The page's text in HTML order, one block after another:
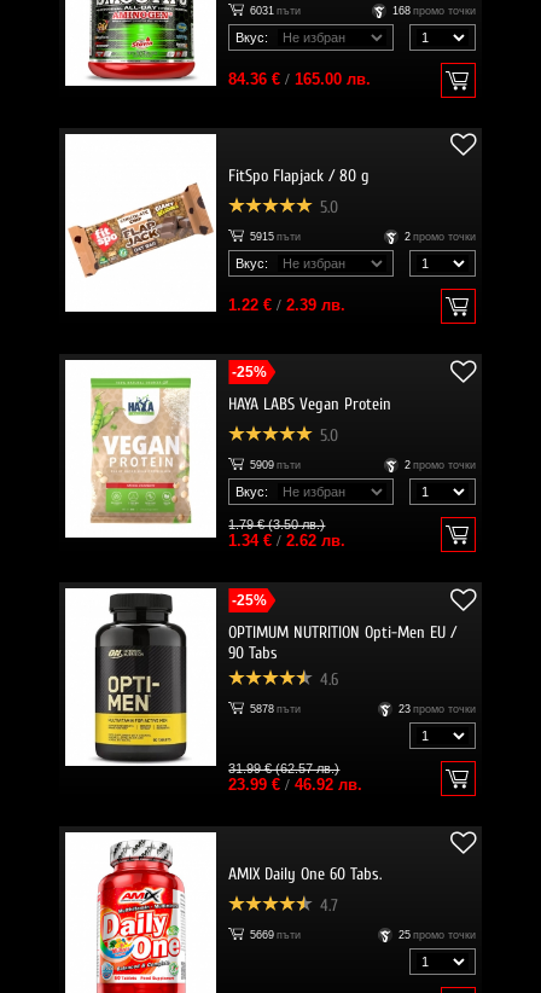
6031 пъти 168 промо точки
Вкус:
84.36 €/ 165.00 лв.
FitSpo Flapjack / 80 g
5.0
5915 пъти 2 промо точки
Вкус:
1.22 €/ 2.39 лв.
-25%
HAYA LABS Vegan Protein
5.0
5909 пъти 2 промо точки
Вкус:
1.79 € (3.50 лв.)
1.34 €/ 2.62 лв.
-25%
OPTIMUM NUTRITION Opti-Men EU /
90 Tabs
4.6
5878 пъти 23 промо точки
31.99 € (62.57 лв.)
23.99 €/ 46.92 лв.
AMIX Daily One 60 Tabs.
4.7
5669 пъти 25 промо точки